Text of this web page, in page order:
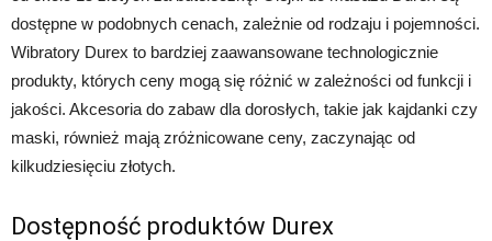
dostępne w podobnych cenach, zależnie od rodzaju i pojemności.
Wibratory Durex to bardziej zaawansowane technologicznie
produkty, których ceny mogą się różnić w zależności od funkcji i
jakości. Akcesoria do zabaw dla dorosłych, takie jak kajdanki czy
maski, również mają zróżnicowane ceny, zaczynając od
kilkudziesięciu złotych.
Dostępność produktów Durex